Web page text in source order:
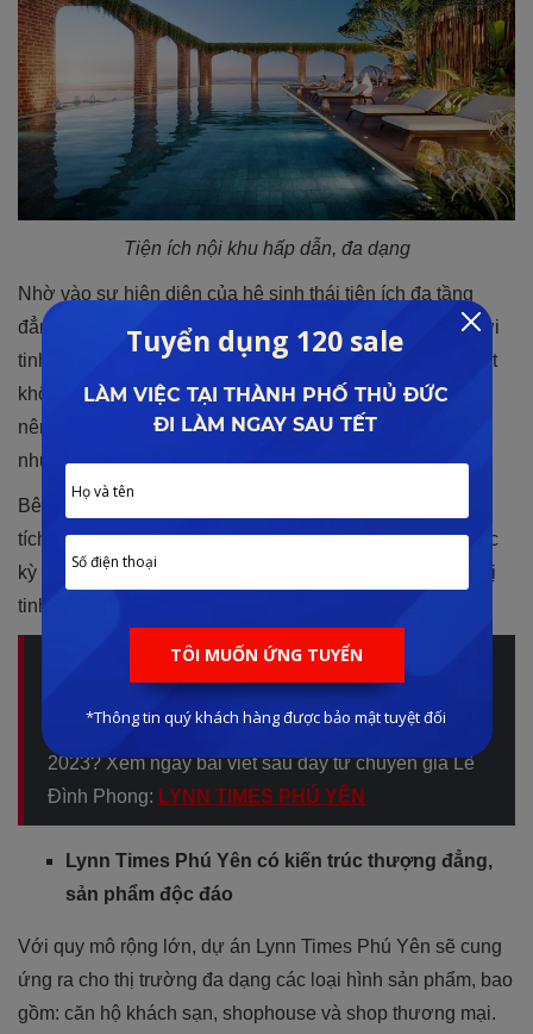
Tiện ích nội khu hấp dẫn, đa dạng
Nhờ vào sự hiện diện của hệ sinh thái tiện ích đa tầng
đẳng cấp, du khách sẽ được đắm mình trong một thế giới
tinh hoa cực kỳ đẳng cấp, tận hưởng được cho mình một
không gian nghỉ dưỡng hoàn hảo. Hứa hẹn sẽ kiến tạo
nên điểm đến đậm chất thăng hoa, mỗi bước đi sẽ là
những trải nghiệm của sự xa xỉ, đẳng cấp.
Bên cạnh đó, chủ đầu tư cũng sẽ dành ra một phần diện
tích rất lớn để trang bị những công trình tiện ích xanh cực
kỳ đẳng cấp. Đem đến một cuộc sống an nhiên với giá trị
tinh thần bền vững.
Quý khách hàng quan tâm đến dự án? Muốn cập
nhật các thông tin chi tiết về chủ đầu tư, mặt bằng
quy hoạch, tiến độ thi công của dự án mới nhất
2023? Xem ngay bài viết sau đây từ chuyên gia Lê
Đình Phong: LYNN TIMES PHÚ YÊN
Lynn Times Phú Yên có kiến trúc thượng đẳng,
sản phẩm độc đáo
Với quy mô rộng lớn, dự án Lynn Times Phú Yên sẽ cung
ứng ra cho thị trường đa dạng các loại hình sản phẩm, bao
gồm: căn hộ khách sạn, shophouse và shop thương mại.